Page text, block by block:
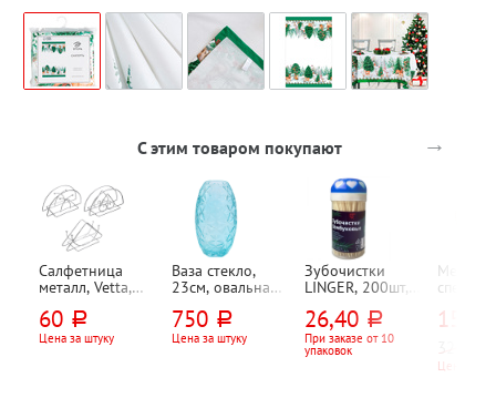
С этим товаром покупают →
Салфетница
металл, Vetta,
ассорти
60 руб.
Цена за штуку
Ваза стекло,
23см, овальная,
"Гунвор"
750 руб.
Цена за штуку
Зубочистки
LINGER, 200шт,
26,40 руб.
При заказе от 10
упаковок
специй
ручкой
159
Цена за